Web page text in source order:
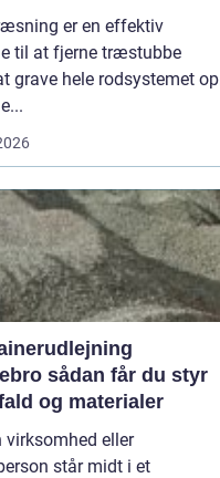
er en effektiv
til at fjerne træstubbe
grave hele rodsystemet
får du styr
og materialer
virksomhed eller
står midt i et